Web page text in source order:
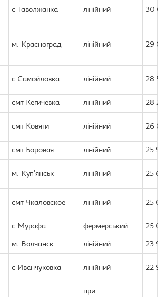
с Таволжанка лінійний 30
м. Красноград лінійний 29
с Самойловка лінійний 28
смт Кегичевка лінійний 28
смт Ковяги лінійний 26
смт Боровая лінійний 25
м. Куп’янськ лінійний 25
смт Чкаловское лінійний 25
с Мурафа фермерський 25
м. Волчанск лінійний 23
с Иванчуковка лінійний 22
при